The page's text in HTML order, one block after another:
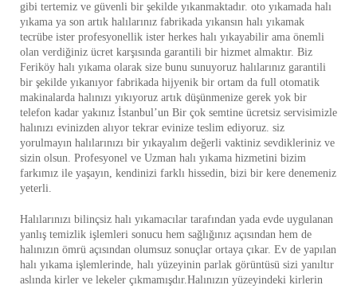
gibi tertemiz ve güvenli bir şekilde yıkanmaktadır. oto yıkamada halı
yıkama ya son artık halılarınız fabrikada yıkansın halı yıkamak
tecrübe ister profesyonellik ister herkes halı yıkayabilir ama önemli
olan verdiğiniz ücret karşısında garantili bir hizmet almaktır. Biz
Feriköy halı yıkama olarak size bunu sunuyoruz halılarınız garantili
bir şekilde yıkanıyor fabrikada hijyenik bir ortam da full otomatik
makinalarda halınızı yıkıyoruz artık düşünmenize gerek yok bir
telefon kadar yakınız İstanbul’un Bir çok semtine ücretsiz servisimizle
halınızı evinizden alıyor tekrar evinize teslim ediyoruz. siz
yorulmayın halılarınızı bir yıkayalım değerli vaktiniz sevdikleriniz ve
sizin olsun. Profesyonel ve Uzman halı yıkama hizmetini bizim
farkımız ile yaşayın, kendinizi farklı hissedin, bizi bir kere denemeniz
yeterli.
Halılarınızı bilinçsiz halı yıkamacılar tarafından yada evde uygulanan
yanlış temizlik işlemleri sonucu hem sağlığınız açısından hem de
halınızın ömrü açısından olumsuz sonuçlar ortaya çıkar. Ev de yapılan
halı yıkama işlemlerinde, halı yüzeyinin parlak görüntüsü sizi yanıltır
aslında kirler ve lekeler çıkmamışdır.Halınızın yüzeyindeki kirlerin